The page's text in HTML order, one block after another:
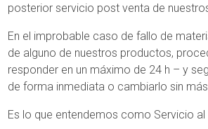
posterior servicio post venta de
En el improbable caso de fallo de
de alguno de nuestros productos,
responder en un máximo de 24 h – y
de forma inmediata o cambiarlo sin más.
Es lo que entendemos como Servicio al